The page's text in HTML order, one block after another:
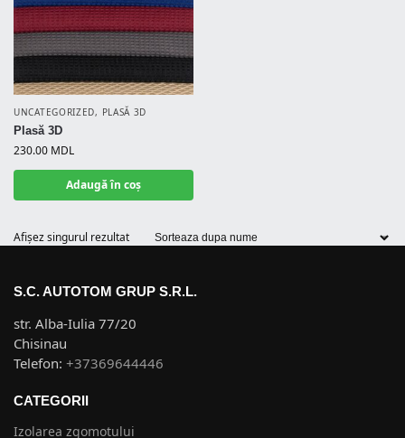
UNCATEGORIZED, PLASĂ 3D
Plasă 3D
230.00 MDL
Adaugă în coș
Afișez singurul rezultat
S.C. AUTOTOM GRUP S.R.L.
str. Alba-Iulia 77/20
Chisinau
Telefon: +37369644446
CATEGORII
Izolarea zgomotului